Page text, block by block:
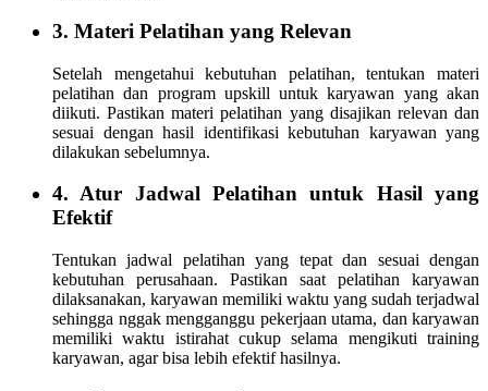
3. Materi Pelatihan yang Relevan
Setelah mengetahui kebutuhan pelatihan, tentukan materi
pelatihan dan program upskill untuk karyawan yang akan
diikuti. Pastikan materi pelatihan yang disajikan relevan dan
sesuai dengan hasil identifikasi kebutuhan karyawan yang
dilakukan sebelumnya.
4. Atur Jadwal Pelatihan untuk Hasil yang
Efektif
Tentukan jadwal pelatihan yang tepat dan sesuai dengan
kebutuhan perusahaan. Pastikan saat pelatihan karyawan
dilaksanakan, karyawan memiliki waktu yang sudah terjadwal
sehingga nggak mengganggu pekerjaan utama, dan karyawan
memiliki waktu istirahat cukup selama mengikuti training
karyawan, agar bisa lebih efektif hasilnya.